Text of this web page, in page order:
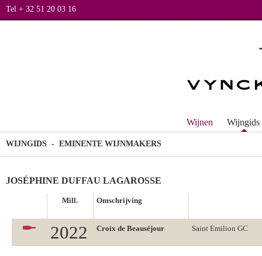
Tel + 32 51 20 03 16
Wijnen Wijngids
WIJNGIDS - EMINENTE WIJNMAKERS
JOSÉPHINE DUFFAU LAGAROSSE
Mill. Omschrijving
2022 Croix de Beauséjour Saint Emilion GC